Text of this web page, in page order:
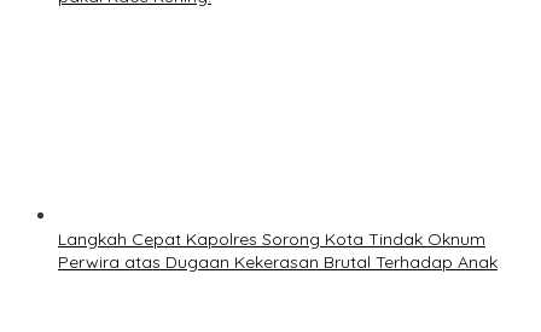
Langkah Cepat Kapolres Sorong Kota Tindak Oknum
Perwira atas Dugaan Kekerasan Brutal Terhadap Anak